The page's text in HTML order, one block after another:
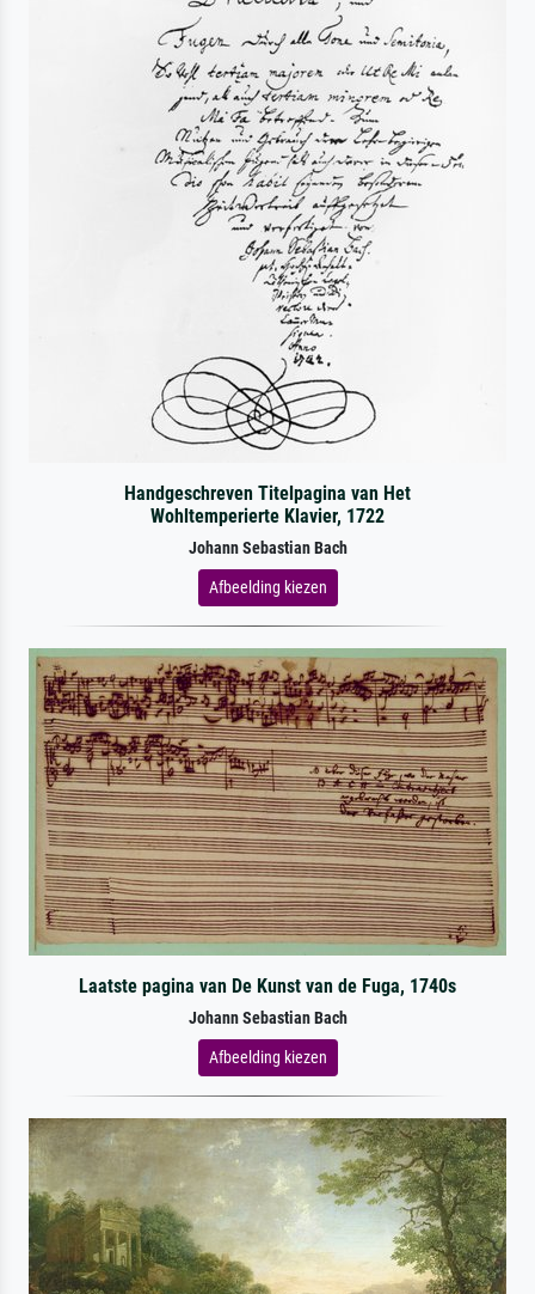
Handgeschreven Titelpagina van Het
Wohltemperierte Klavier, 1722
Johann Sebastian Bach
Afbeelding kiezen
Laatste pagina van De Kunst van de Fuga, 1740s
Johann Sebastian Bach
Afbeelding kiezen